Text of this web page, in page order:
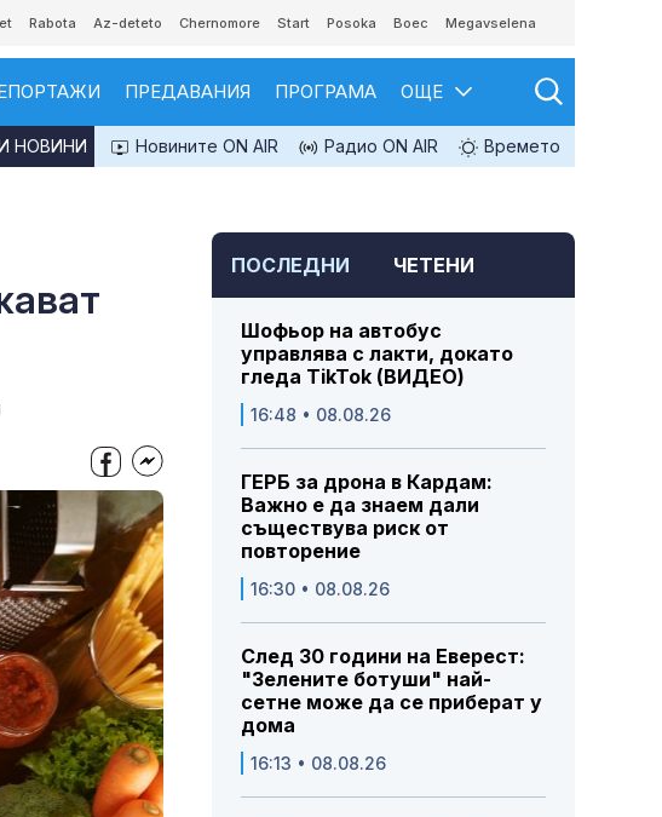
Rabota Az-deteto Chernomore Start Posoka Boec Megavselena
ПРЕДАВАНИЯ ПРОГРАМА ОЩЕ
Новините ON AIR Радио ON AIR Времето
НОВИНИ
ПОСЛЕДНИ ЧЕТЕНИ
Шофьор на автобус
управлява с лакти, докато
гледа TikTok (ВИДЕО)
16:48 • 08.08.26
ГЕРБ за дрона в Кардам:
Важно е да знаем дали
съществува риск от
повторение
16:30 • 08.08.26
След 30 години на Еверест:
"Зелените ботуши" най-
сетне може да се приберат у
дома
16:13 • 08.08.26